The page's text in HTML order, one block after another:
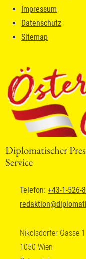
Impressum
Datenschutz
Sitemap
Diplomatischer
Service
Telefon: +43-1-526-
redaktion@
Nikolsdorfer Gasse 1
1050 Wien